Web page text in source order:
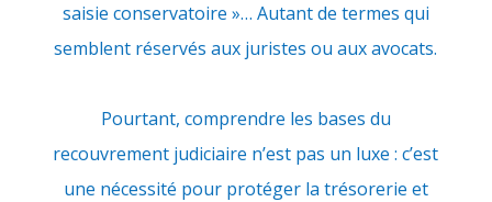
saisie conservatoire »… Autant de termes qui
semblent réservés aux juristes ou aux avocats.
Pourtant, comprendre les bases du
recouvrement judiciaire n’est pas un luxe : c’est
une nécessité pour protéger la trésorerie et